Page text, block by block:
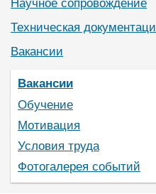
Научное сопровождение
Техническая
Вакансии
Вакансии
Обучение
Мотивация
Условия труда
Фотогалерея событий